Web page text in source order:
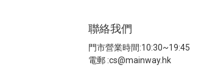
聯絡我們
門市營業時間:10:30~19:45
電郵 :cs@mainway.hk